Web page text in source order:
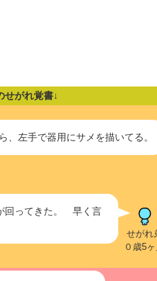
せがれ覚書↓
、左手で器用にサメを描いてる。
回ってきた。 早く言
せがれ
０歳5